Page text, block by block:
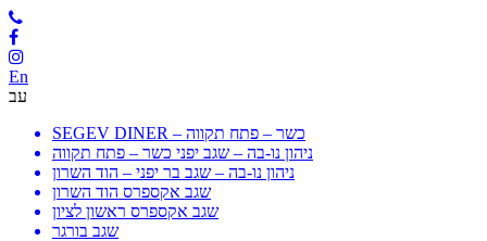
En
עב
SEGEV DINER – כשר – פתח תקווה
ניהון נו-בה – שגב יפני כשר – פתח תקווה
ניהון נו-בה – שגב בר יפני – הוד השרון
שגב אקספרס הוד השרון
שגב אקספרס ראשון לציון
שגב בורגר